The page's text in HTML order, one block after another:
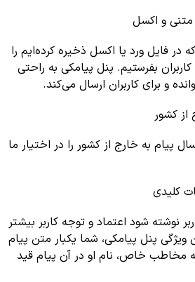
متنی و اکسل
فایل ورد یا اکسل ذخیره کرده‌ایم را
کاربران بفرستیم. پنل پیامکی به راحتی
و برای کاربران ارسال می‌کند.
از کشور
پیام به خارج از کشور را در اختیار ما
کلیدی
نوشته شود اعتماد و توجه کاربر بیشتر
پنل پیامکی، شما یکبار متن پیام
مخاطب خاص، نام او در آن پیام قید